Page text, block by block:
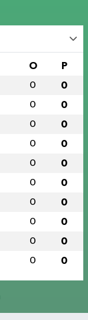
O P
0 0
0 0
0 0
0 0
0 0
0 0
0 0
0 0
0 0
0 0